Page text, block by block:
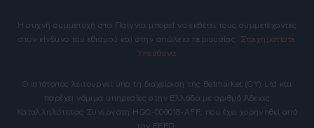
Η συχνή συμμετοχή στα Παίγνια μπορεί να εκθέτει τους συμμετέχοντες
στον κίνδυνο του εθισμού και στην απώλεια περιουσίας. Στοιχηματίστε
Υπεύθυνα
Ο ιστότοπος λειτουργεί υπό τη διαχείριση της Betmarket (CY) Ltd και
παρέχει νόμιμα υπηρεσίες στην Ελλάδα με αριθμό Άδειας
Καταλληλότητας Συνεργάτη HGC-000018-AFF, που έχει χορηγηθεί από
την ΕΕΕΠ.